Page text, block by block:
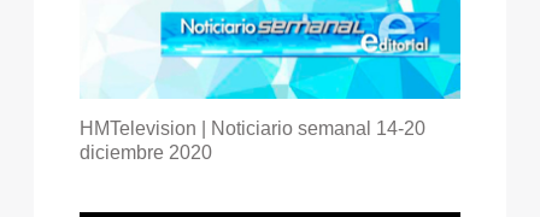
HMTelevision | Noticiario semanal 14-20
diciembre 2020